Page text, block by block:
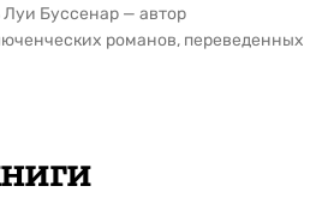
Буссенар — автор
романов, переведенных